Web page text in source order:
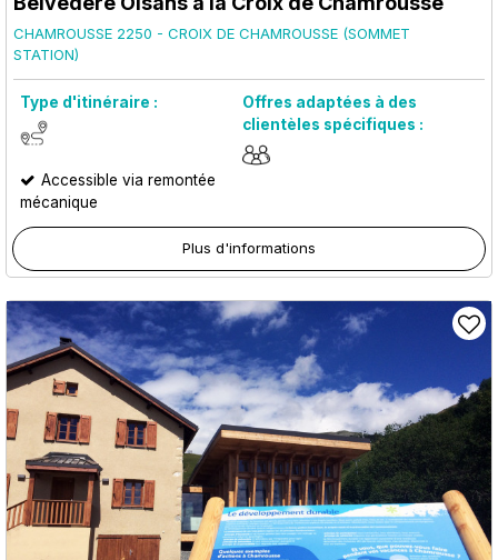
CHAMROUSSE 2250 - CROIX DE CHAMROUSSE (SOMMET
STATION)
Type d'itinéraire :
Offres adaptées à des
clientèles spécifiques :
Accessible via remontée
mécanique
Plus d'informations